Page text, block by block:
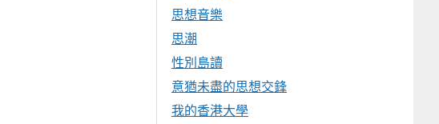
思想音樂
思潮
性別島讀
意猶未盡的思想交鋒
我的香港大學